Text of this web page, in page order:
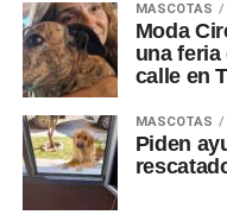
MASCOTAS
Moda
una
calle en
MASCOTAS
Piden